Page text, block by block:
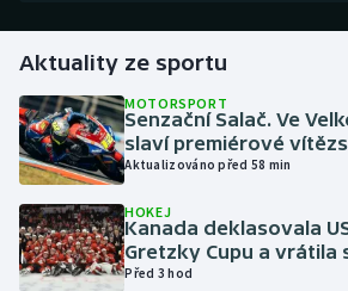
Gymnastika
Házená
Jezdectví
Judo
Aktuality ze sportu
MOTORSPORT
Senzační Salač. Ve
slaví premiérové
Aktualizováno před 58 min
HOKEJ
Kanada deklasovala
Gretzky Cupu a vrátila
Před 3 hod